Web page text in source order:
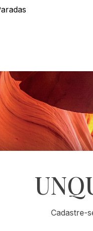
Cadastre-